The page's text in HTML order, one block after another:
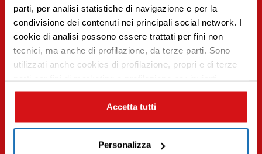
parti, per analisi statistiche di navigazione e per la
condivisione dei contenuti nei principali social network. I
cookie di analisi possono essere trattati per fini non
tecnici, ma anche di profilazione, da terze parti. Sono
utilizzati anche cookies di profilazione, propri e di terze
contenuti mirati sulle tue preferenze e i tuoi interessi. Se
CHIUDI questo banner, saranno utilizzati soltanto
cookies tecnici. Seleziona i pulsanti sottostanti per
seleziona “ACCETTA TUTTI”, se vuoi abilitare o
Accetta tutti
Personalizza
Premi INVIO per cercare o ESC per uscire